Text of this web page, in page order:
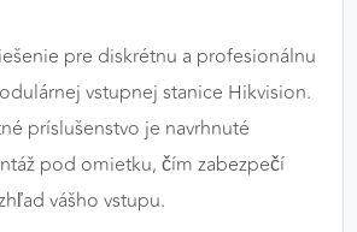
pre diskrétnu a profesionálnu
vstupnej stanice Hikvision.
príslušenstvo je navrhnuté
pod omietku, čím zabezpečí
vášho vstupu.
COOKIES
cookies sa používajú na sledovanie
naprieč webovými
nám a našim partnerom
a relevantnú reklamu, a to na
v reklamných sieťach tretích strán.